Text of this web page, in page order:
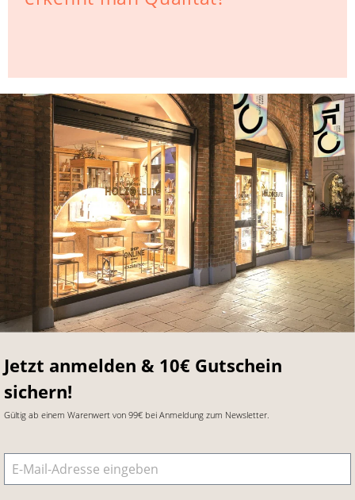
Jetzt anmelden & 10€ Gutschein
sichern!
Gültig ab einem Warenwert von 99€ bei Anmeldung zum Newsletter.
E-Mail-Adresse